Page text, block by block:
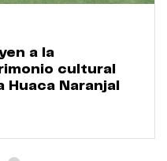
a la
cultural
Naranjal